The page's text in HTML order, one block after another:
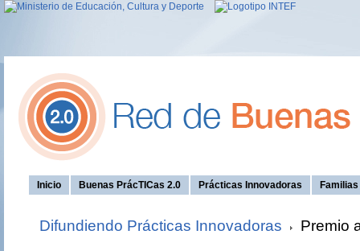
Inicio Buenas PrácTICas 2.0 Prácticas Innovadoras
Difundiendo Prácticas Innovadoras Premio